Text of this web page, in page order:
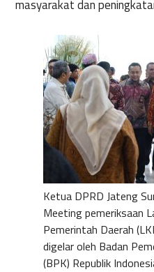
masyarakat dan
Ketua DPRD Jateng
Meeting pemeriksaan
Pemerintah Daerah
digelar oleh Badan
(BPK) Republik